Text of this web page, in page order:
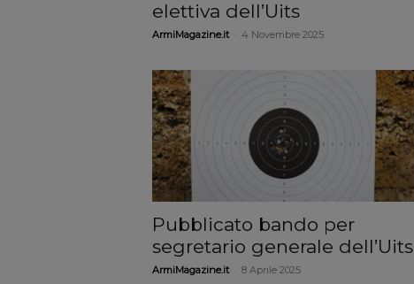
elettiva dell’Uits
ArmiMagazine.it 4 Novembre 2025
Pubblicato bando per
segretario generale dell’Uits
ArmiMagazine.it 8 Aprile 2025